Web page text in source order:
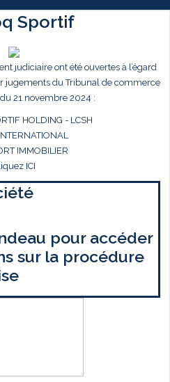
Sportif
judiciaire ont été ouvertes à l’égard
jugements du Tribunal de commerce
21 novembre 2024 :
HOLDING - LCSH
IMMOBILIER
ICI
pour accéder
sur la procédure